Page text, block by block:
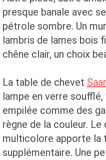
presque banale avec
pétrole sombre. Un
lambris de lames bois
chêne clair, un choix
La table de chevet
lampe en verre
empilée comme des
règne de la couleur.
multicolore apporte la
supplémentaire. Une